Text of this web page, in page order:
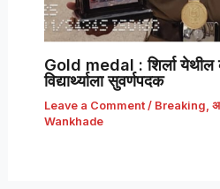
Gold medal : शिर्ला येथील
विद्यार्थ्याला सुवर्णपदक
Leave a Comment / Breaking,
Wankhade